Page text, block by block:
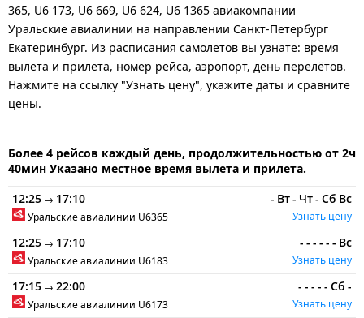
365, U6 173, U6 669, U6 624, U6 1365 авиакомпании
Уральские авиалинии на направлении Санкт-Петербург
Екатеринбург. Из расписания самолетов вы узнате: время
вылета и прилета, номер рейса, аэропорт, день перелётов.
Нажмите на ссылку "Узнать цену", укажите даты и сравните
цены.
Более 4 рейсов каждый день, продолжительностью от 2ч
40мин Указано местное время вылета и прилета.
12:25 → 17:10
Уральские авиалинии U6365
- Вт- Чт- Сб Вс
Узнать цену
12:25 → 17:10
Уральские авиалинии U6183
- - - - - - Вс
Узнать цену
17:15 → 22:00
Уральские авиалинии U6173
- - - - - Сб -
Узнать цену